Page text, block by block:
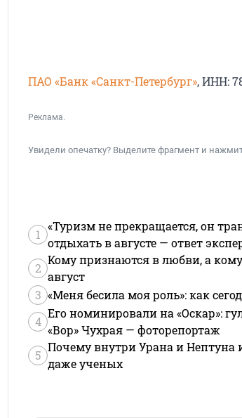
ПАО «Банк «Санкт-Петербург», ИНН:
Реклама.
Увидели опечатку? Выделите фрагмент и
1
«Туризм не прекращается, он
отдыхать в августе — ответ
2
Кому признаются в любви, а
август
3 «Меня бесила моя роль»: как
4
Его номинировали на «Оскар»:
«Вор» Чухрая — фоторепортаж
5
Почему внутри Урана и Нептуна
даже ученых